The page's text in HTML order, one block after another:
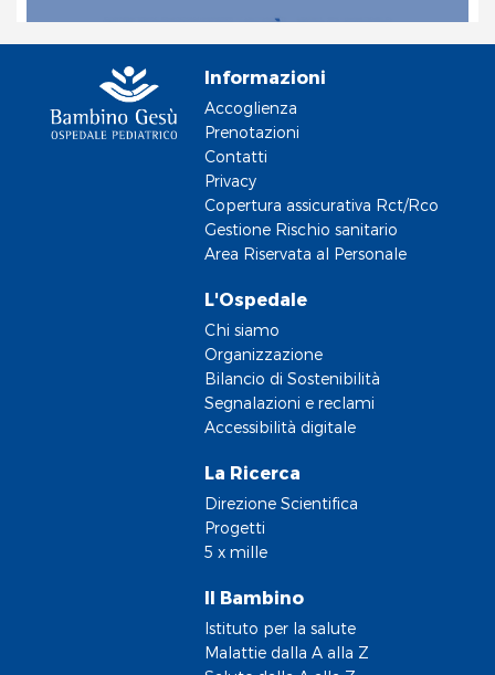
Informazioni
Accoglienza
Prenotazioni
Contatti
Privacy
Copertura assicurativa Rct/Rco
Gestione Rischio sanitario
Area Riservata al Personale
L'Ospedale
Chi siamo
Organizzazione
Bilancio di Sostenibilità
Segnalazioni e reclami
Accessibilità digitale
La Ricerca
Direzione Scientifica
Progetti
5 x mille
Il Bambino
Istituto per la salute
Malattie dalla A alla Z